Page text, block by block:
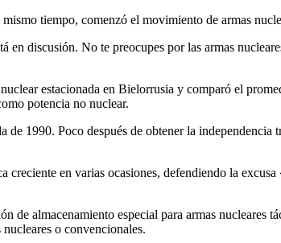
tiempo, comenzó el movimiento de armas
discusión. No te preocupes por las armas
estacionada en Bielorrusia y comparó el
potencia no nuclear.
1990. Poco después de obtener la
en varias ocasiones, defendiendo la
de almacenamiento especial para armas nucleares
o convencionales.